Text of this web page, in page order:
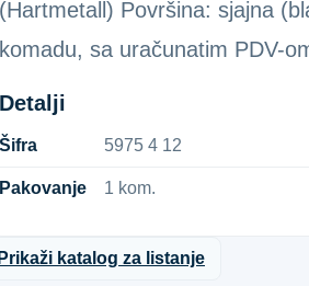
(Hartmetall) Površina: sjajna
komadu, sa uračunatim PDV-
Detalji
Šifra 5​9​7​5​ ​4​ ​1​2​
Pakovanje 1 kom.
Prikaži katalog za listanje